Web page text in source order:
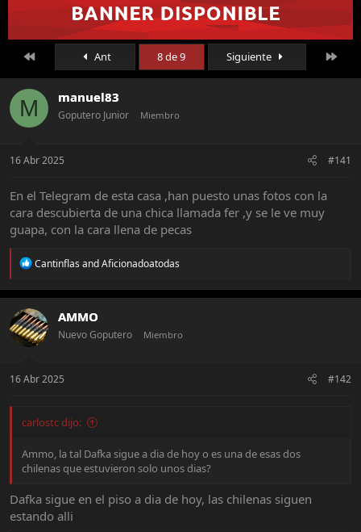
h
a
d
n
i
Ant 8 de 9 Siguiente
M manuel83
Goputero Junior Miembro
16 Abr 2025 #141
En el Telegram de esta casa ,han puesto unas fotos con la
cara descubierta de una chica llamada fer ,y se le ve muy
guapa, con la cara llena de pecas
R
a
c
t
i
o
:
Cantinflas andAficionadoatodas
AMMO
Nuevo Goputero Miembro
16 Abr 2025 #142
carlostc dijo:
Ammo, la tal Dafka sigue a dia de hoy o es una de esas dos
chilenas que estuvieron solo unos dias?
Dafka sigue en el piso a dia de hoy, las chilenas siguen
estando alli